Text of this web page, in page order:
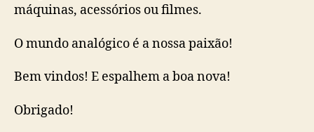
máquinas, acessórios ou filmes.
O mundo analógico é a nossa paixão!
Bem vindos! E espalhem a boa nova!
Obrigado!